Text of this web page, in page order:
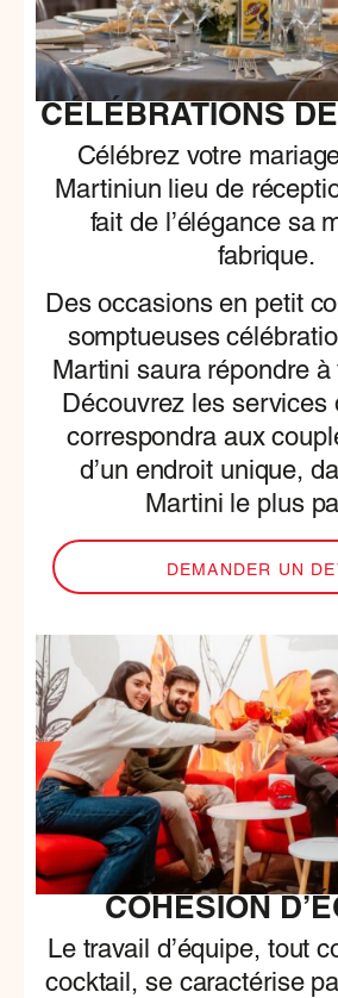
CÉLÉBRATIONS
Célébrez votre
Martiniun lieu de
fait de l’élégance sa
fabrique.
Des occasions en petit
somptueuses
Martini saura répondre à
Découvrez les services
correspondra aux
d’un endroit unique,
Martini le plus
DEMANDER UN
COHÉSION
Le travail d’équipe, tout
cocktail, se caractérise